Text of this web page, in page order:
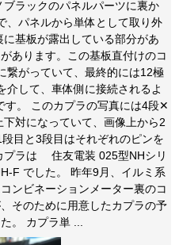
ラックのパネルパーツに裏か
、パネルから単体として取り外
基板が露出している部分があ
あります。この基板直付けのコ
繋がっていて、最終的には12極
介して、車体側に接続されるよ
す。 このカプラの写真には4段✕
対になっていて、画像上から2
目と3段目はそれぞれのピンを
プラは 住友電装 025型NHシリ
F でした。 昨年9月、イルミ系
ンビネーションメーター裏のコ
そのために用意したカプラの予
。 カプラ単 ...